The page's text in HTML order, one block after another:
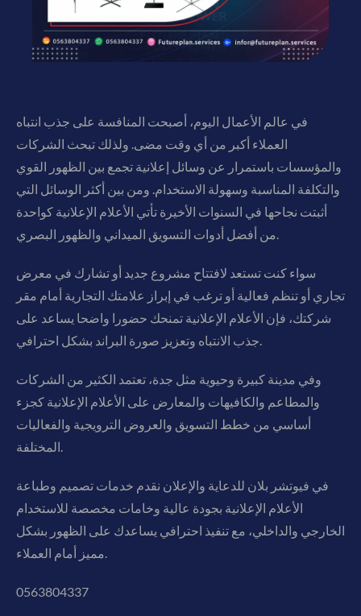
في عالم الأعمال اليوم، أصبحت المنافسة على جذب انتباه
العملاء أكبر من أي وقت مضى. ولذلك تبحث الشركات
والمؤسسات باستمرار عن وسائل إعلانية تجمع بين الظهور القوي
والتكلفة المناسبة وسهولة الاستخدام. ومن بين أكثر الوسائل التي
أثبتت نجاحها في السنوات الأخيرة تأتي الأعلام الإعلانية كواحدة
من أفضل أدوات التسويق الميداني والظهور البصري.
سواء كنت تستعد لافتتاح مشروع جديد أو تشارك في معرض
تجاري أو تنظم فعالية أو ترغب في إبراز علامتك التجارية أمام مقر
شركتك، فإن الأعلام الإعلانية تمنحك حضورا واضحا يساعد على
جذب الانتباه وتعزيز صورة البراند بشكل احترافي.
وفي مدينة كبيرة وحيوية مثل جدة، تعتمد الكثير من الشركات
والمطاعم والكافيهات والمعارض على الأعلام الإعلانية كجزء
أساسي من خطط التسويق والعروض الترويجية والفعاليات
المختلفة.
في فيوتشر بلان للدعاية والإعلان نقدم خدمات تصميم وطباعة
الأعلام الإعلانية بجودة عالية وخامات مخصصة للاستخدام
الخارجي والداخلي، مع تنفيذ احترافي يساعدك على الظهور بشكل
مميز أمام العملاء.
0563804337